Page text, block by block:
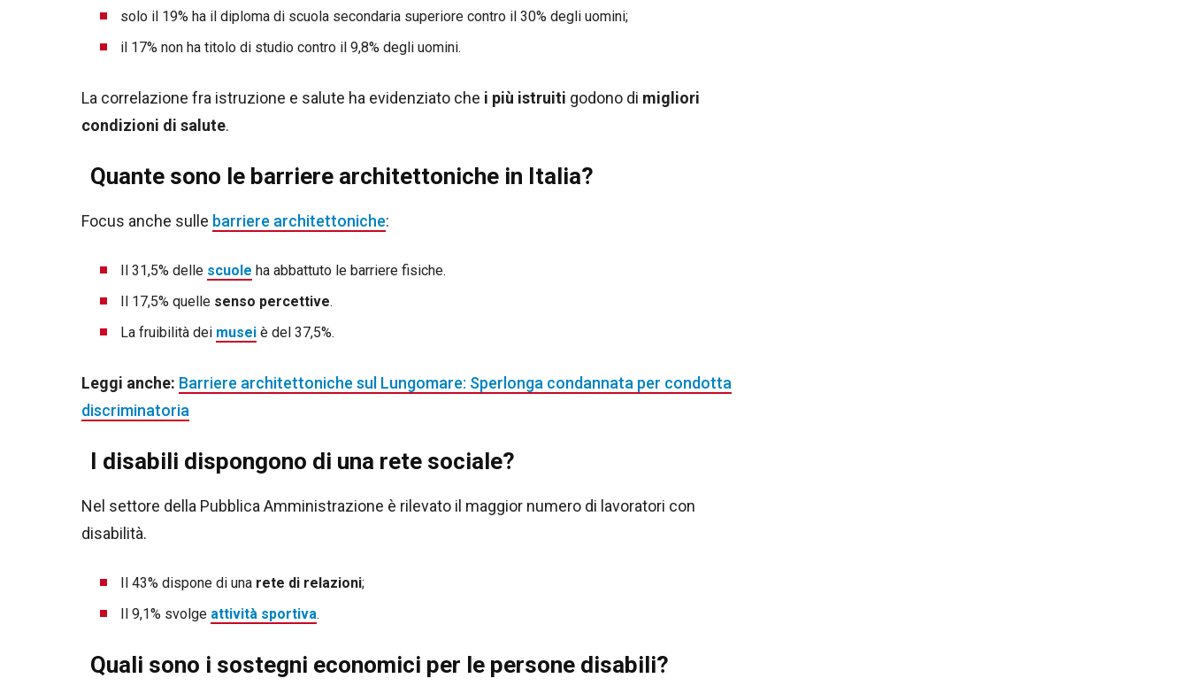
solo il 19% ha il diploma di scuola secondaria superiore contro il 30% degli uomini;
il 17% non ha titolo di studio contro il 9,8% degli uomini.
La correlazione fra istruzione e salute ha evidenziato che i più istruiti godono di migliori
condizioni di salute.
Quante sono le barriere architettoniche in Italia?
Focus anche sulle barriere architettoniche:
Il 31,5% delle scuole ha abbattuto le barriere fisiche.
Il 17,5% quelle senso percettive.
La fruibilità dei musei è del 37,5%.
Leggi anche: Barriere architettoniche sul Lungomare: Sperlonga condannata per condotta
discriminatoria
I disabili dispongono di una rete sociale?
Nel settore della Pubblica Amministrazione è rilevato il maggior numero di lavoratori con
disabilità.
Il 43% dispone di una rete di relazioni;
Il 9,1% svolge attività sportiva.
Quali sono i sostegni economici per le persone disabili?